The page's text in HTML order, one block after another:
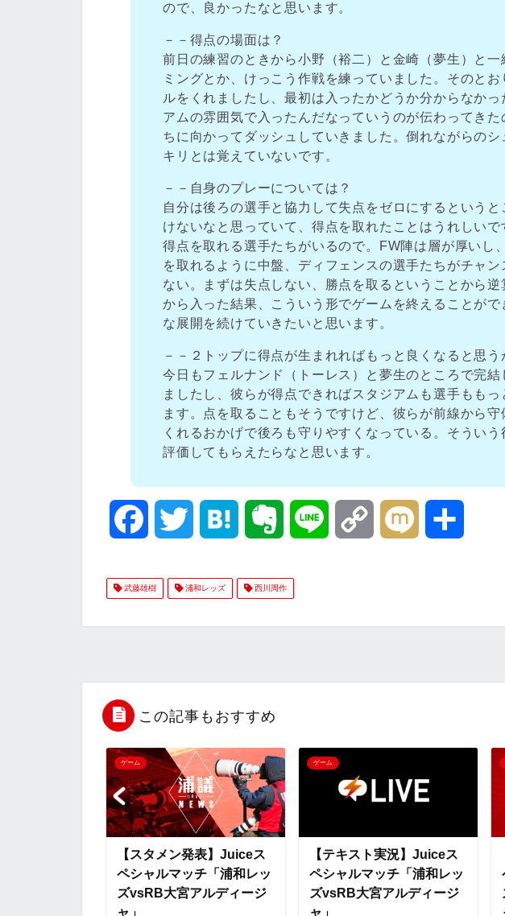
ので、良かったなと思います。
－－得点の場面は？
前日の練習のときから小野（裕二）と金崎（夢生）と一
ミングとか、けっこう作戦を練っていました。そのと
ルをくれましたし、最初は入ったかどうか分からなか
アムの雰囲気で入ったんだなっていうのが伝わってきた
ちに向かってダッシュしていきました。倒れながらのシ
キリとは覚えていないです。
－－自身のプレーについては？
自分は後ろの選手と協力して失点をゼロにするという
けないなと思っていて、得点を取れたことはうれしい
得点を取れる選手たちがいるので。FW陣は層が厚いし
を取れるように中盤、ディフェンスの選手たちがチャ
ない。まずは失点しない、勝点を取るということから
から入った結果、こういう形でゲームを終えることが
な展開を続けていきたいと思います。
－－２トップに得点が生まれればもっと良くなると思う
今日もフェルナンド（トーレス）と夢生のところで完結
ましたし、彼らが得点できればスタジアムも選手もも
ます。点を取ることもそうですけど、彼らが前線から
くれるおかげで後ろも守りやすくなっている。そうい
評価してもらえたらなと思います。
c
o
o
k
i
e
r
t
a
e
t
e
n
武藤雄樹 浦和レッズ 西川周作
この記事もおすすめ
ゲーム
【スタメン発表】Juiceス
ペシャルマッチ「浦和レッ
ズvsRB大宮アルディージ
ャ」
ゲーム
【テキスト実況】Juiceス
ペシャルマッチ「浦和レッ
ズvsRB大宮アルディージ
ャ」